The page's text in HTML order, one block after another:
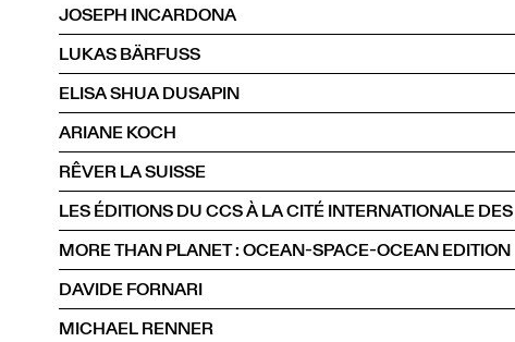
JOSEPH INCARDONA
LUKAS BÄRFUSS
ELISA SHUA DUSAPIN
ARIANE KOCH
RÊVER LA SUISSE
MORE THAN PLANET : OCEAN-SPACE-OCEAN EDITION
DAVIDE FORNARI
MICHAEL RENNER